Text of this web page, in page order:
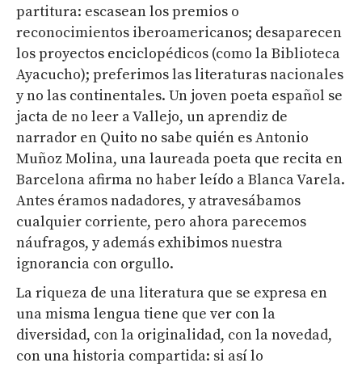
partitura: escasean los premios o
reconocimientos iberoamericanos; desaparecen
los proyectos enciclopédicos (como la Biblioteca
Ayacucho); preferimos las literaturas nacionales
y no las continentales. Un joven poeta español se
jacta de no leer a Vallejo, un aprendiz de
narrador en Quito no sabe quién es Antonio
Muñoz Molina, una laureada poeta que recita en
Barcelona afirma no haber leído a Blanca Varela.
Antes éramos nadadores, y atravesábamos
cualquier corriente, pero ahora parecemos
náufragos, y además exhibimos nuestra
ignorancia con orgullo.
La riqueza de una literatura que se expresa en
una misma lengua tiene que ver con la
diversidad, con la originalidad, con la novedad,
con una historia compartida: si así lo